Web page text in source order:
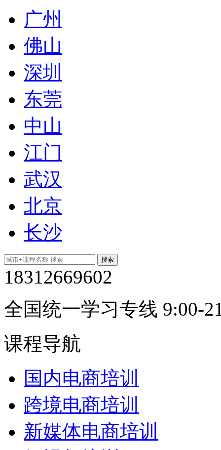
广州
佛山
深圳
东莞
中山
江门
武汉
北京
长沙
18312669602
全国统一学习专线 9:00-
课程导航
国内电商培训
跨境电商培训
新媒体电商培训